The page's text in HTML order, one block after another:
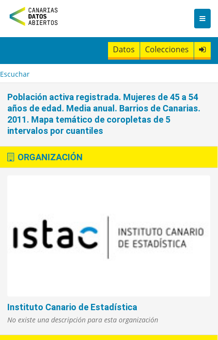
n
t
Datos Colecciones
Escuchar
Población activa registrada. Mujeres de 45 a 54
años de edad. Media anual. Barrios de Canarias.
2011. Mapa temático de coropletas de 5
intervalos por cuantiles
ORGANIZACIÓN
Instituto Canario de Estadística
No existe una descripción para esta organización